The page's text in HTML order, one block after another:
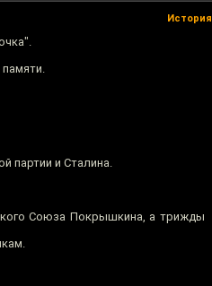
История
памяти.
партии и Сталина.
Союза Покрышкина, а трижды